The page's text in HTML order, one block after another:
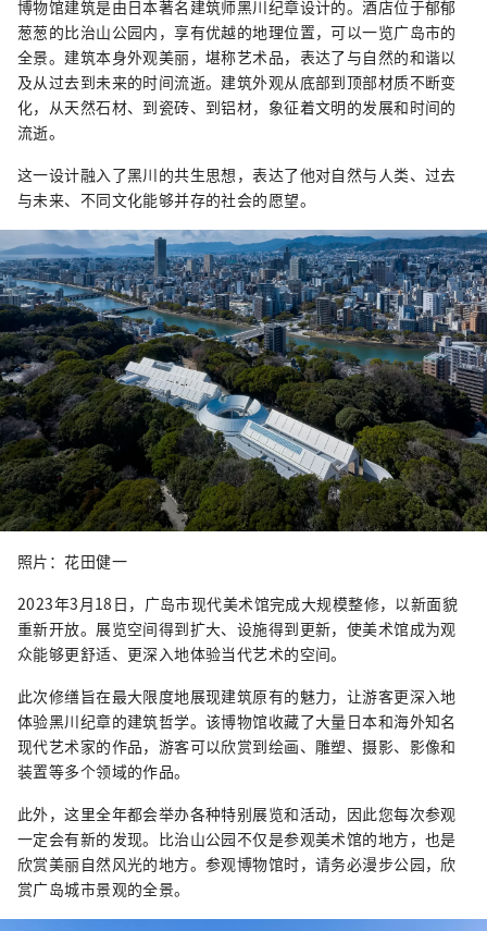
博物馆建筑是由日本著名建筑师黑川纪章设计的。酒店位于郁郁
葱葱的比治山公园内，享有优越的地理位置，可以一览广岛市的
全景。建筑本身外观美丽，堪称艺术品，表达了与自然的和谐以
及从过去到未来的时间流逝。建筑外观从底部到顶部材质不断变
化，从天然石材、到瓷砖、到铝材，象征着文明的发展和时间的
流逝。
这一设计融入了黑川的共生思想，表达了他对自然与人类、过去
与未来、不同文化能够并存的社会的愿望。
照片：花田健一
2023年3月18日，广岛市现代美术馆完成大规模整修，以新面貌
重新开放。展览空间得到扩大、设施得到更新，使美术馆成为观
众能够更舒适、更深入地体验当代艺术的空间。
此次修缮旨在最大限度地展现建筑原有的魅力，让游客更深入地
体验黑川纪章的建筑哲学。该博物馆收藏了大量日本和海外知名
现代艺术家的作品，游客可以欣赏到绘画、雕塑、摄影、影像和
装置等多个领域的作品。
此外，这里全年都会举办各种特别展览和活动，因此您每次参观
一定会有新的发现。比治山公园不仅是参观美术馆的地方，也是
欣赏美丽自然风光的地方。参观博物馆时，请务必漫步公园，欣
赏广岛城市景观的全景。